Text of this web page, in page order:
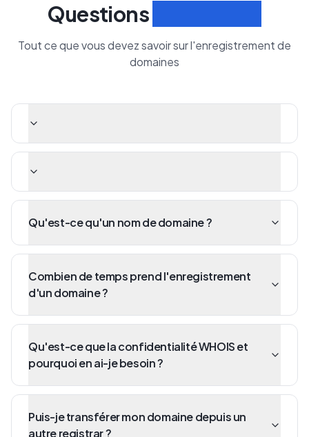
Questions
Tout ce que vous devez savoir sur l'enregistrement de
domaines
Qu'est-ce qu'un nom de domaine ?
Combien de temps prend l'enregistrement
d'un domaine ?
Qu'est-ce que la confidentialité WHOIS et
pourquoi en ai-je besoin ?
Puis-je transférer mon domaine depuis un
autre registrar ?